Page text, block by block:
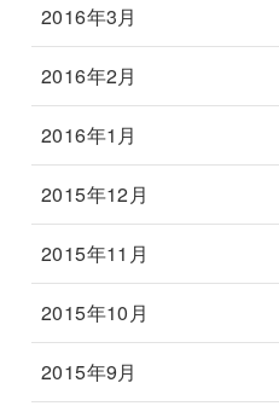
2016年3月
2016年2月
2016年1月
2015年12月
2015年11月
2015年10月
2015年9月